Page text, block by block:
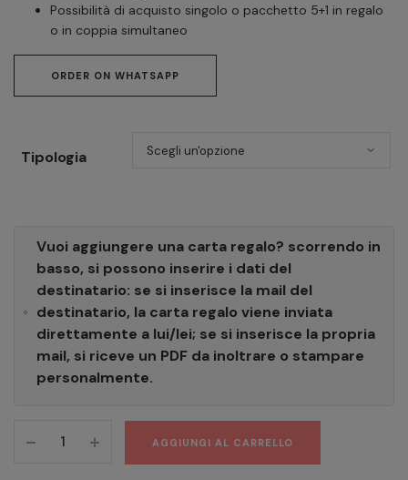
Possibilità di acquisto singolo o pacchetto 5+1 in regalo
o in coppia simultaneo
ORDER ON WHATSAPP
Tipologia
Vuoi aggiungere una carta regalo? scorrendo in
basso, si possono inserire i dati del
destinatario: se si inserisce la mail del
destinatario, la carta regalo viene inviata
direttamente a lui/lei; se si inserisce la propria
mail, si riceve un PDF da inoltrare o stampare
personalmente.
AGGIUNGI AL CARRELLO